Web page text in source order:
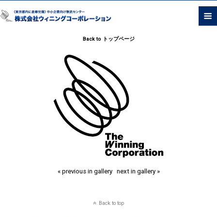
Back to トップページ
« previous in gallery next in gallery »
Back to top